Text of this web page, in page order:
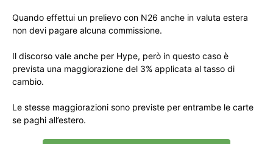
Quando effettui un prelievo con N26 anche in valuta estera
non devi pagare alcuna commissione.
Il discorso vale anche per Hype, però in questo caso è
prevista una maggiorazione del 3% applicata al tasso di
cambio.
Le stesse maggiorazioni sono previste per entrambe le carte
se paghi all’estero.